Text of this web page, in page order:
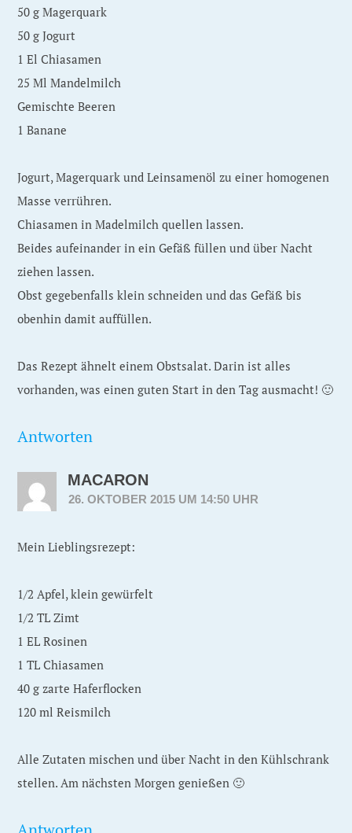
50 g Magerquark
50 g Jogurt
1 El Chiasamen
25 Ml Mandelmilch
Gemischte Beeren
1 Banane
Jogurt, Magerquark und Leinsamenöl zu einer homogenen
Masse verrühren.
Chiasamen in Madelmilch quellen lassen.
Beides aufeinander in ein Gefäß füllen und über Nacht
ziehen lassen.
Obst gegebenfalls klein schneiden und das Gefäß bis
obenhin damit auffüllen.
Das Rezept ähnelt einem Obstsalat. Darin ist alles
vorhanden, was einen guten Start in den Tag ausmacht! 🙂
Antworten
MACARON
26. OKTOBER 2015 UM 14:50 UHR
Mein Lieblingsrezept:
1/2 Apfel, klein gewürfelt
1/2 TL Zimt
1 EL Rosinen
1 TL Chiasamen
40 g zarte Haferflocken
120 ml Reismilch
Alle Zutaten mischen und über Nacht in den Kühlschrank
stellen. Am nächsten Morgen genießen 🙂